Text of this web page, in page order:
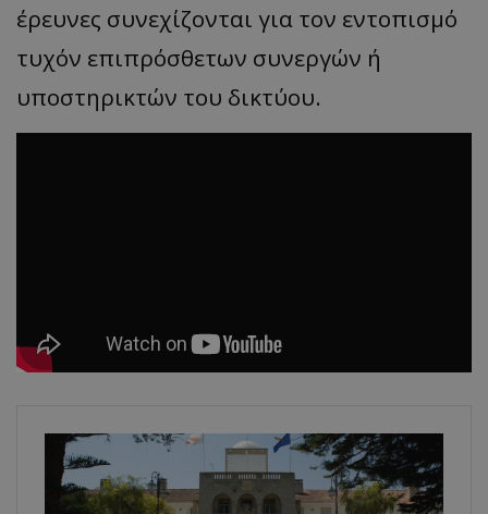
έρευνες συνεχίζονται για τον εντοπισμό
τυχόν επιπρόσθετων συνεργών ή
υποστηρικτών του δικτύου.